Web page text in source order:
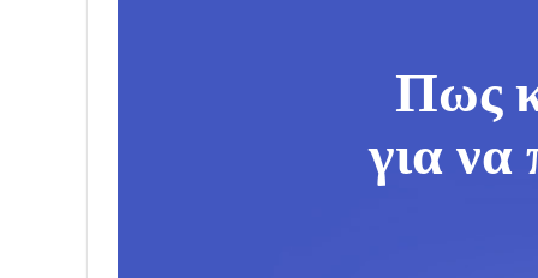
Πως
για